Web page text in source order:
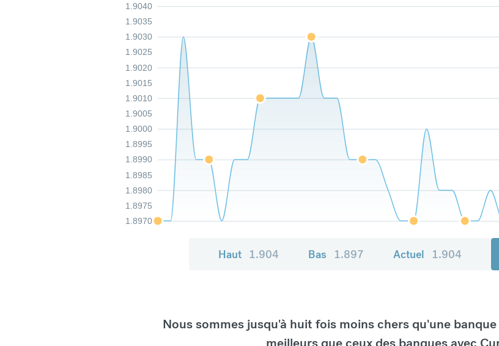
1.8970
1.8975
1.8980
1.8985
1.8990
1.8995
1.9000
1.9005
1.9010
1.9015
1.9020
1.9025
1.9030
1.9035
1.9040
Haut 1.904 Bas 1.897 Actuel 1.904
Nous sommes jusqu'à huit fois moins chers qu'une
meilleurs que ceux des banques avec